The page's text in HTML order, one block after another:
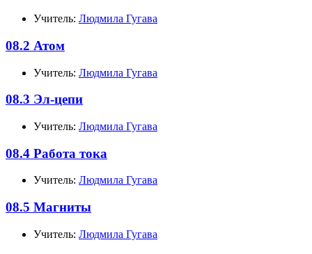
Учитель: Людмила Гугава
08.2 Атом
Учитель: Людмила Гугава
08.3 Эл-цепи
Учитель: Людмила Гугава
08.4 Работа тока
Учитель: Людмила Гугава
08.5 Магниты
Учитель: Людмила Гугава